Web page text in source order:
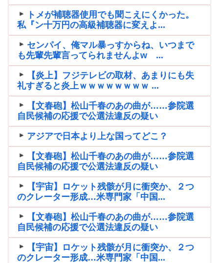
トメが補聴器使用でも聞こえにくかった。
私『ン十万円の高級補聴器に変えよ...
センパイ、俺マル暴っすからね、いつまで
も先輩先輩言ってられませんよw ...
【炎上】フジテレビの取材、あまりにも失
礼すぎると炎上ｗｗｗｗｗｗｗｗ ...
【文春砲】松山千春のあの曲が……参院選
自民候補の応援で公選法違反の疑い
アジアで日本より上な国ってどこ？
【文春砲】松山千春のあの曲が……参院選
自民候補の応援で公選法違反の疑い
【宇宙】ロケット残骸が月に衝突か、２つ
のクレーター形成…米専門家「中国...
【文春砲】松山千春のあの曲が……参院選
自民候補の応援で公選法違反の疑い
【宇宙】ロケット残骸が月に衝突か、２つ
のクレーター形成…米専門家「中国...